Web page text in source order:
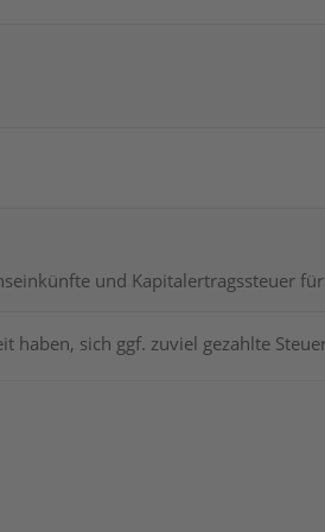
und Kapitalertragssteuer
sich ggf. zuviel gezahlte